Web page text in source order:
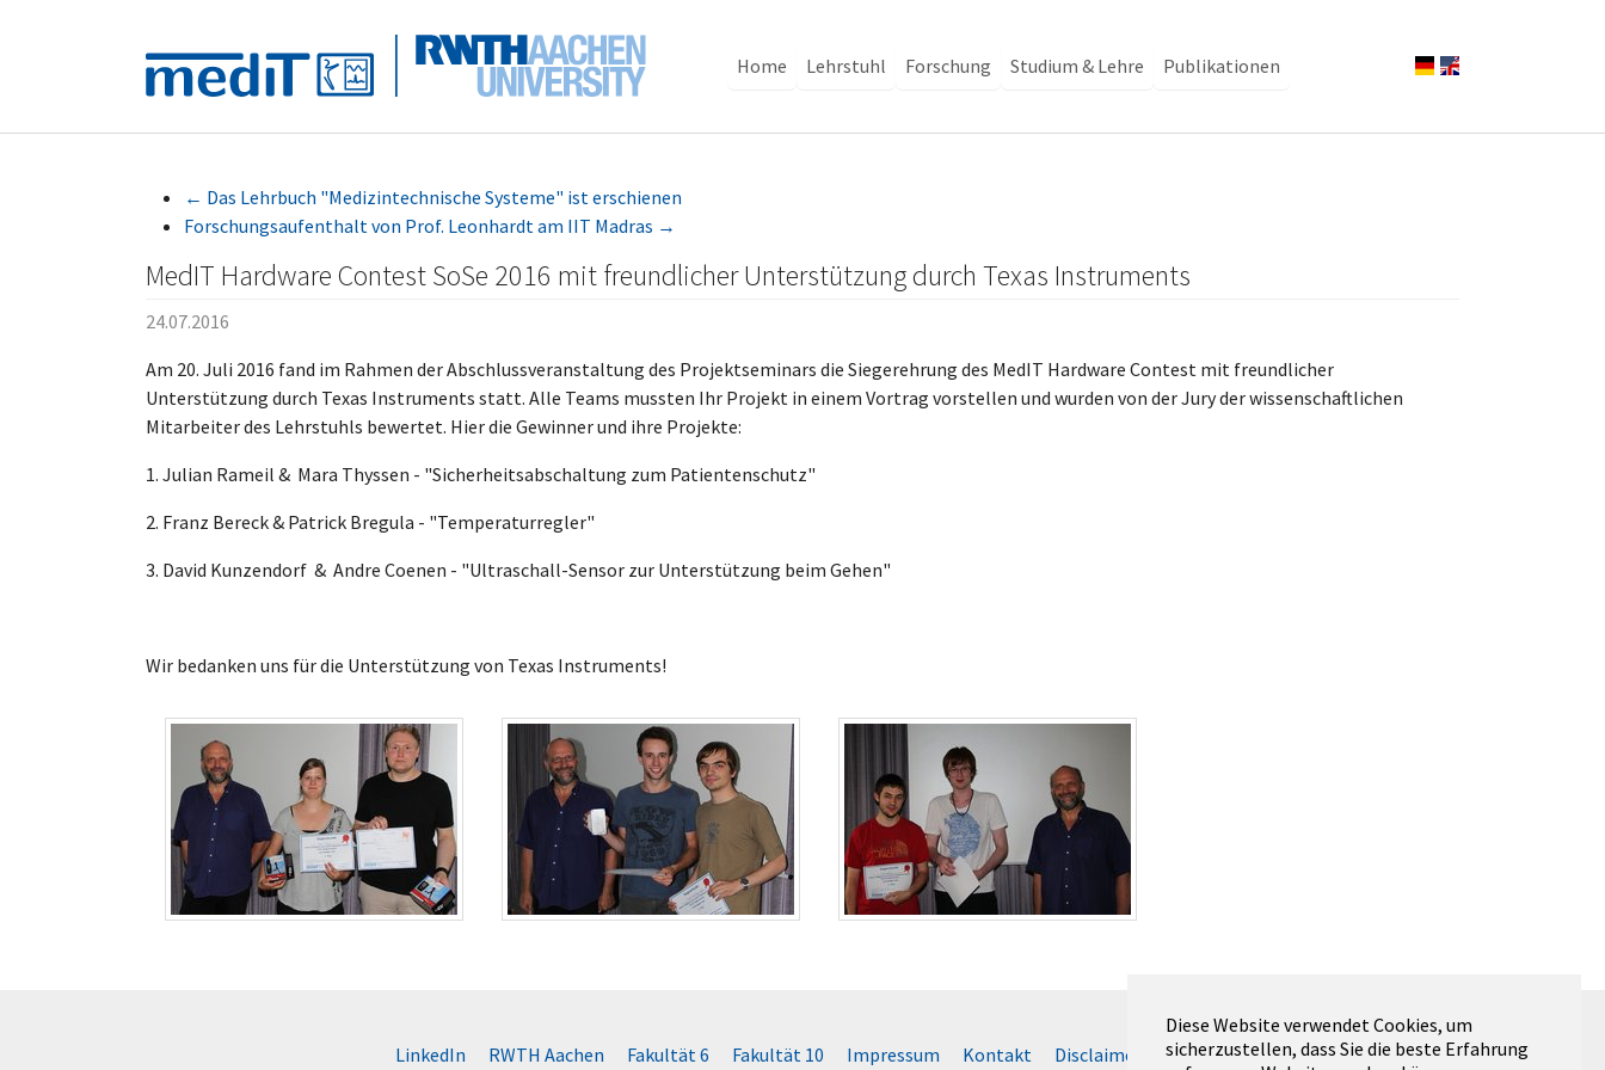
Diese Website verwendet Cookies, um
sicherzustellen, dass Sie die beste Erfahrung
Home Lehrstuhl Forschung Studium & Lehre Publikationen
← Das Lehrbuch "Medizintechnische Systeme" ist erschienen
Forschungsaufenthalt von Prof. Leonhardt am IIT Madras →
MedIT Hardware Contest SoSe 2016 mit freundlicher Unterstützung durch Texas Instruments
24.07.2016
Am 20. Juli 2016 fand im Rahmen der Abschlussveranstaltung des Projektseminars die Siegerehrung des MedIT Hardware Contest mit freundlicher
Unterstützung durch Texas Instruments statt. Alle Teams mussten Ihr Projekt in einem Vortrag vorstellen und wurden von der Jury der wissenschaftlichen
Mitarbeiter des Lehrstuhls bewertet. Hier die Gewinner und ihre Projekte:
1. Julian Rameil & Mara Thyssen - "Sicherheitsabschaltung zum Patientenschutz"
2. Franz Bereck & Patrick Bregula - "Temperaturregler"
3. David Kunzendorf & Andre Coenen - "Ultraschall-Sensor zur Unterstützung beim Gehen"
Wir bedanken uns für die Unterstützung von Texas Instruments!
LinkedIn RWTH Aachen Fakultät 6 Fakultät 10 Impressum Kontakt Disclaimer (RWTH)